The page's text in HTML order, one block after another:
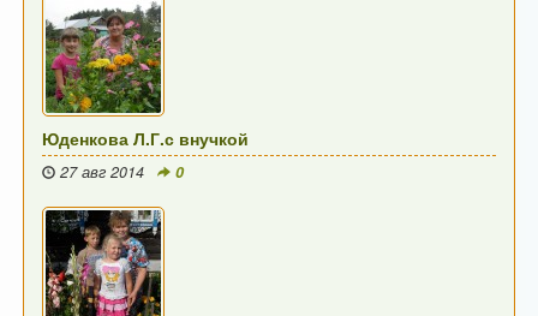
Юденкова Л.Г.с внучкой
27 авг 2014 0